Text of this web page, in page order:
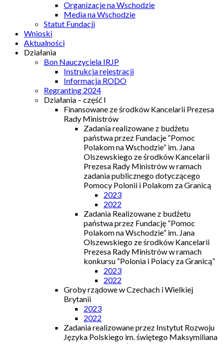
Organizacje na Wschodzie
Media na Wschodzie
Statut Fundacji
Wnioski
Aktualności
Działania
Bon Nauczyciela IRJP
Instrukcja rejestracji
Informacja RODO
Regranting 2024
Działania – część I
Finansowane ze środków Kancelarii Prezesa
Rady Ministrów
Zadania realizowane z budżetu
państwa przez Fundacje “Pomoc
Polakom na Wschodzie” im. Jana
Olszewskiego ze środków Kancelarii
Prezesa Rady Ministrów w ramach
zadania publicznego dotyczącego
Pomocy Polonii i Polakom za Granicą
2023
2022
Zadania Realizowane z budżetu
państwa przez Fundację “Pomoc
Polakom na Wschodzie” im. Jana
Olszewskiego ze środków Kancelarii
Prezesa Rady Ministrów w ramach
konkursu “Polonia i Polacy za Granicą”
2023
2022
Groby rządowe w Czechach i Wielkiej
Brytanii
2023
2022
Zadania realizowane przez Instytut Rozwoju
Języka Polskiego im. świętego Maksymiliana